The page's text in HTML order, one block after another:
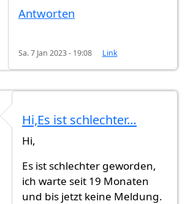
Antworten
Sa. 7 Jan 2023 - 19:08 Link
HalloGibt es jemand jetz…von
Hi,Es ist schlechter…
Hi,
Es ist schlechter geworden,
ich warte seit 19 Monaten
und bis jetzt keine Meldung.